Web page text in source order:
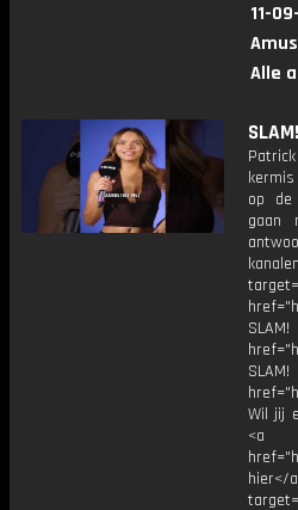
11-
Alle
op de
gaan
Wil jij
hier</